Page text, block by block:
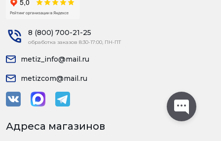
8 (800) 700-21-25
обработка заказов 8:30-17:00, ПН-ПТ
metiz_info@mail.ru
metizcom@mail.ru
Адреса магазинов